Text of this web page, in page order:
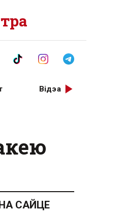
Відэа
САЙЦЕ